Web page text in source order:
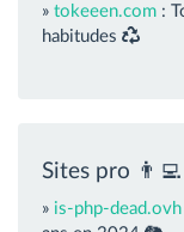
» tokeeen.com :
habitudes
Sites pro 👨‍💻
» is-php-dead.ovh